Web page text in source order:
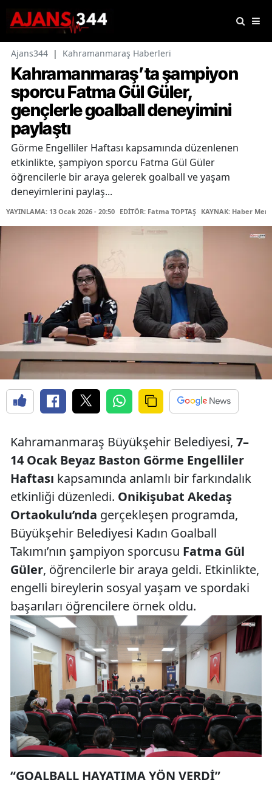
Ajans344 | Kahramanmaraş Haberleri
Kahramanmaraş’ta şampiyon
sporcu Fatma Gül Güler,
gençlerle goalball deneyimini
paylaştı
Görme Engelliler Haftası kapsamında düzenlenen
etkinlikte, şampiyon sporcu Fatma Gül Güler
öğrencilerle bir araya gelerek goalball ve yaşam
deneyimlerini paylaş...
YAYINLAMA: 13 Ocak 2026 - 20:50 EDİTÖR: Fatma TOPTAŞ KAYNAK: Haber
Kahramanmaraş Büyükşehir Belediyesi, 7–
14 Ocak Beyaz Baston Görme Engelliler
Haftası kapsamında anlamlı bir farkındalık
etkinliği düzenledi. Onikişubat Akedaş
Ortaokulu’nda gerçekleşen programda,
Büyükşehir Belediyesi Kadın Goalball
Takımı’nın şampiyon sporcusu Fatma Gül
Güler, öğrencilerle bir araya geldi. Etkinlikte,
engelli bireylerin sosyal yaşam ve spordaki
başarıları öğrencilere örnek oldu.
“GOALBALL HAYATIMA YÖN VERDİ”